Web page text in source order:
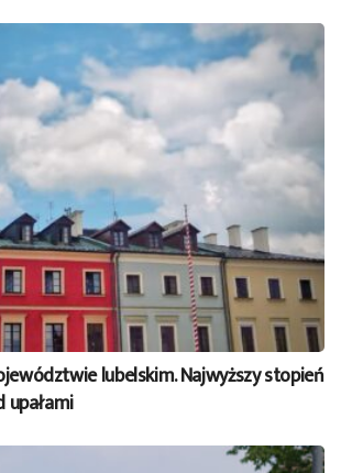
lubelskim. Najwyższy stopień
upałami